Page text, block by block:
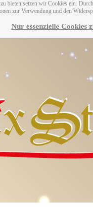
bieten setzen wir Cookies ein.
zur Verwendung und den
Nur essenzielle Cookies